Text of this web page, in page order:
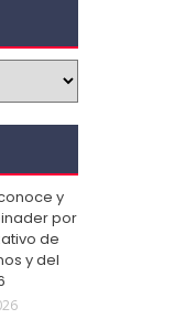
y
por
de
y del